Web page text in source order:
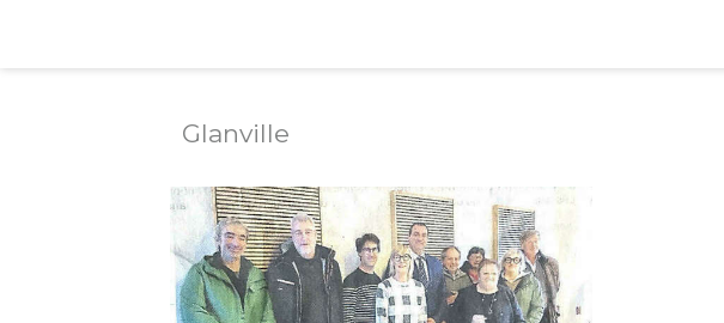
Glanville